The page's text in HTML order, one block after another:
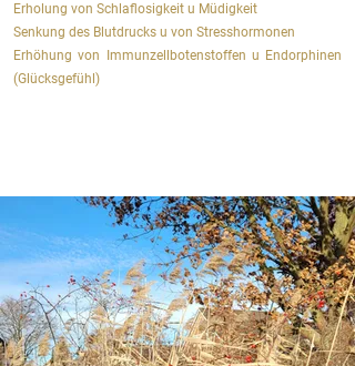
Erholung von Schlaflosigkeit u Müdigkeit
Senkung des Blutdrucks u von Stresshormonen
Erhöhung von Immunzellbotenstoffen u Endorphinen
(Glücksgefühl)